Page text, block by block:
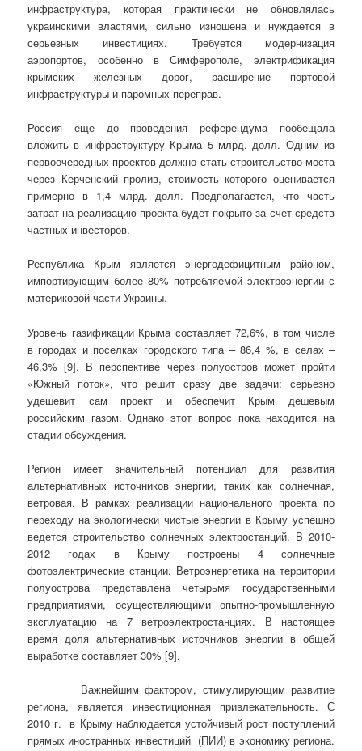
инфраструктура, которая практически не обновлялась
украинскими властями, сильно изношена и нуждается в
серьезных инвестициях. Требуется модернизация
аэропортов, особенно в Симферополе, электрификация
крымских железных дорог, расширение портовой
инфраструктуры и паромных переправ.
Россия еще до проведения референдума пообещала
вложить в инфраструктуру Крыма 5 млрд. долл. Одним из
первоочередных проектов должно стать строительство моста
через Керченский пролив, стоимость которого оценивается
примерно в 1,4 млрд. долл. Предполагается, что часть
затрат на реализацию проекта будет покрыто за счет средств
частных инвесторов.
Республика Крым является энергодефицитным районом,
импортиру­ющим более 80% потребляемой электроэнергии с
материковой части Украины.
Уровень газификации Крыма составляет 72,6%, в том числе
в городах и поселках городского типа – 86,4 %, в селах –
46,3% [9]. В перспективе через полуостров может пройти
«Южный поток», что решит сразу две задачи: серьезно
удешевит сам проект и обеспечит Крым дешевым
российским газом. Однако этот вопрос пока находится на
стадии обсуждения.
Регион имеет значительный потенциал для развития
альтернативных источников энергии, таких как солнечная,
ветровая. В рамках реализации национального проекта по
переходу на экологически чистые энергии в Крыму успешно
ведется строительство солнечных электростанций. В 2010-
2012 годах в Крыму построены 4 солнечные
фотоэлектрические станции. Ветроэнергетика на территории
полуострова представлена четырьмя государственными
предприятиями, осуществля­ющими опытно-промышленную
эксплуатацию на 7 ветроэлектростанциях. В настоящее
время доля альтернативных источников энергии в общей
выработке составляет 30% [9].
Важнейшим фактором, стимулирующим развитие
региона, является инвестиционная привлекательность. С
2010 г. в Крыму наблюдается устойчивый рост поступлений
прямых иностранных инвестиций (ПИИ) в экономику региона.